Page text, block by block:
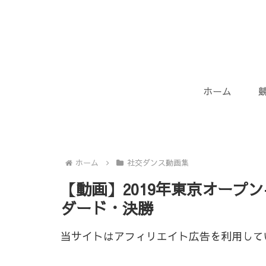
ホーム
ホーム 社交ダンス動画集
【動画】2019年東京オープ
ダード・決勝
当サイトはアフィリエイト広告を利用し